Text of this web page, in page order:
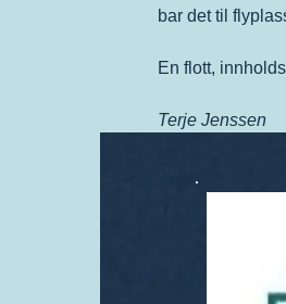
bar det til
En flott,
Terje Jenssen